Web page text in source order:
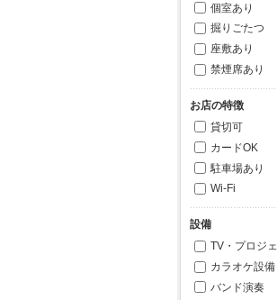
個室あり
掘りごたつ
座敷あり
禁煙席あり
お店の特徴
貸切可
カードOK
駐車場あり
Wi-Fi
設備
TV・プロジ
カラオケ設備
バンド演奏